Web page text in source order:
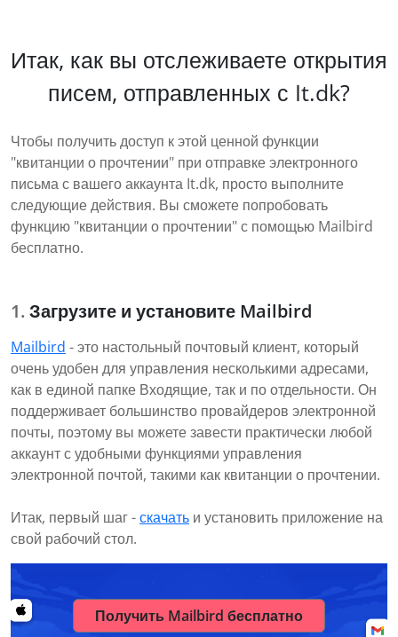
Итак, как вы отслеживаете открытия
писем, отправленных с It.dk?
Чтобы получить доступ к этой ценной функции
"квитанции о прочтении" при отправке электронного
письма с вашего аккаунта It.dk, просто выполните
следующие действия. Вы сможете попробовать
функцию "квитанции о прочтении" с помощью Mailbird
бесплатно.
Загрузите и установите Mailbird
Mailbird - это настольный почтовый клиент, который
очень удобен для управления несколькими адресами,
как в единой папке Входящие, так и по отдельности. Он
поддерживает большинство провайдеров электронной
почты, поэтому вы можете завести практически любой
аккаунт с удобными функциями управления
электронной почтой, такими как квитанции о прочтении.
Итак, первый шаг -скачать и установить приложение на
свой рабочий стол.
Получить Mailbird бесплатно